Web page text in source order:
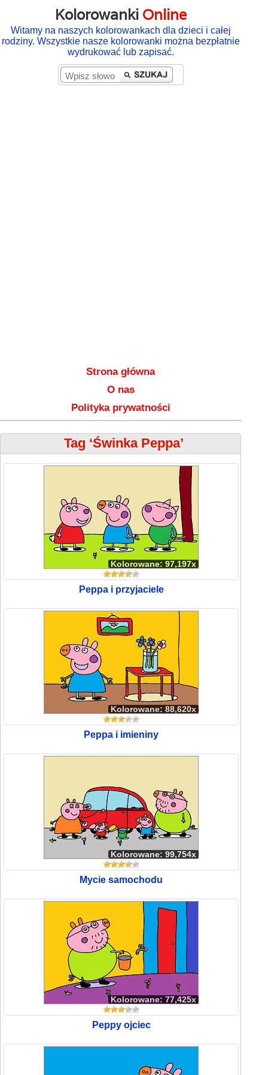
Kolorowanki Online
Witamy na naszych kolorowankach dla dzieci i całej
rodziny. Wszystkie nasze kolorowanki można bezpłatnie
wydrukować lub zapisać.
Strona główna
O nas
Polityka prywatności
Tag ‘Świnka Peppa’
Kolorowane: 97,197x
Peppa i przyjaciele
Kolorowane: 88,620x
Peppa i imieniny
Kolorowane: 99,754x
Mycie samochodu
Kolorowane: 77,425x
Peppy ojciec